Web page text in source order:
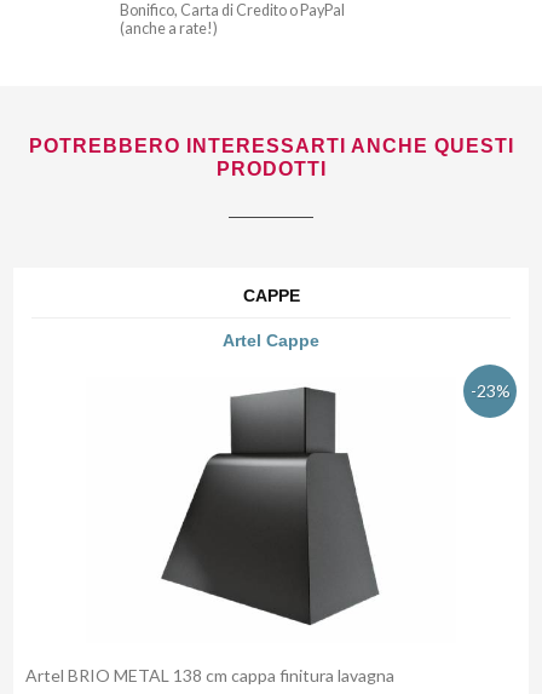
Bonifico, Carta di Credito o PayPal
(anche a rate!)
POTREBBERO INTERESSARTI ANCHE QUESTI
PRODOTTI
CAPPE
Artel Cappe
-23%
Artel BRIO METAL 138 cm cappa finitura lavagna